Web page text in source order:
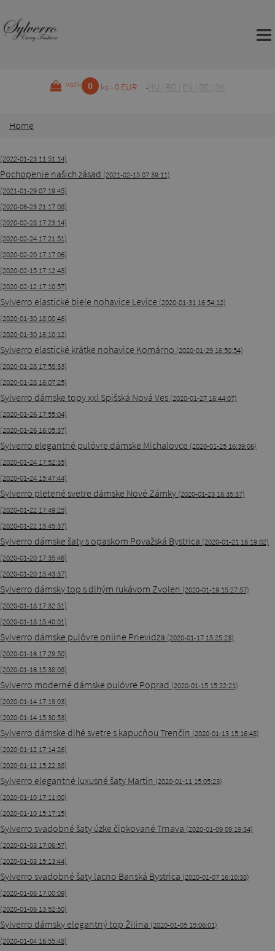
Vozík 0 ks - 0 EUR HU RO EN DE SK
Home
(2022-01-23 11:51:14)
Pochopenie našich zásad (2021-02-15 07:39:11)
(2021-01-29 07:19:45)
(2020-06-23 21:17:08)
(2020-02-28 17:23:14)
(2020-02-24 17:21:51)
(2020-02-20 17:17:06)
(2020-02-15 17:12:48)
(2020-02-12 17:10:57)
Sylverro elastické biele nohavice Levice (2020-01-31 16:54:12)
(2020-01-30 18:00:46)
(2020-01-30 16:10:12)
Sylverro elastické krátke nohavice Komárno (2020-01-29 16:50:54)
(2020-01-28 17:58:33)
(2020-01-28 16:07:25)
Sylverro dámske topy xxl Spišská Nová Ves (2020-01-27 16:44:07)
(2020-01-26 17:55:04)
(2020-01-26 16:05:37)
Sylverro elegantné pulóvre dámske Michalovce (2020-01-25 16:39:06)
(2020-01-24 17:52:35)
(2020-01-24 15:47:44)
Sylverro pletené svetre dámske Nové Zámky (2020-01-23 16:35:37)
(2020-01-22 17:49:25)
(2020-01-22 15:45:37)
Sylverro dámske šaty s opaskom Považská Bystrica (2020-01-21 16:19:02)
(2020-01-20 17:35:46)
(2020-01-20 15:43:37)
Sylverro dámsky top s dlhým rukávom Zvolen (2020-01-19 15:27:57)
(2020-01-18 17:32:51)
(2020-01-18 15:40:01)
Sylverro dámske pulóvre online Prievidza (2020-01-17 15:25:23)
(2020-01-16 17:29:50)
(2020-01-16 15:38:08)
Sylverro moderné dámske pulóvre Poprad (2020-01-15 15:22:21)
(2020-01-14 17:19:03)
(2020-01-14 15:30:53)
Sylverro dámske dlhé svetre s kapucňou Trenčín (2020-01-13 15:16:48)
(2020-01-12 17:14:26)
(2020-01-12 15:22:38)
Sylverro elegantné luxusné šaty Martin (2020-01-11 15:05:23)
(2020-01-10 17:11:00)
(2020-01-10 15:17:15)
Sylverro svadobné šaty úzke čipkované Trnava (2020-01-09 09:19:34)
(2020-01-08 17:06:57)
(2020-01-08 15:13:44)
Sylverro svadobné šaty lacno Banská Bystrica (2020-01-07 16:10:38)
(2020-01-06 17:00:09)
(2020-01-06 13:52:50)
Sylverro dámsky elegantný top Žilina (2020-01-05 15:06:01)
(2020-01-04 16:55:48)